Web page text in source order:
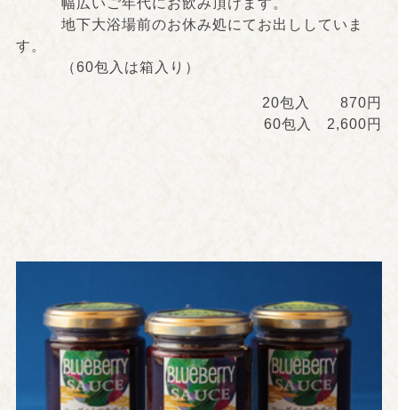
幅広いご年代にお飲み頂けます。
地下大浴場前のお休み処にてお出ししていま
す。
（60包入は箱入り）
20包入 870円
60包入 2,600円